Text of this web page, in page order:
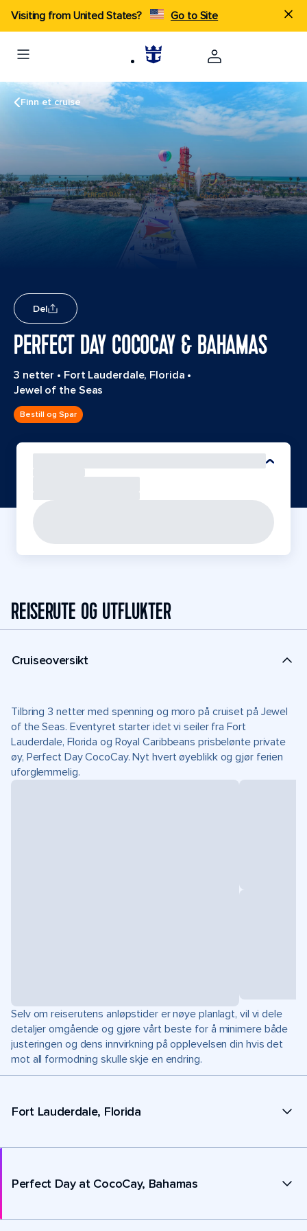
Visiting from United States? Go to Site
Finn et cruise
Del
PERFECT DAY COCOCAY & BAHAMAS
3 netter • Fort Lauderdale, Florida •
Jewel of the Seas
Bestill og Spar
REISERUTE OG UTFLUKTER
Cruiseoversikt
Tilbring 3 netter med spenning og moro på cruiset på Jewel
of the Seas. Eventyret starter idet vi seiler fra Fort
Lauderdale, Florida og Royal Caribbeans prisbelønte private
øy, Perfect Day CocoCay. Nyt hvert øyeblikk og gjør ferien
uforglemmelig.
Selv om reiserutens anløpstider er nøye planlagt, vil vi dele
detaljer omgående og gjøre vårt beste for å minimere både
justeringen og dens innvirkning på opplevelsen din hvis det
mot all formodning skulle skje en endring.
Fort Lauderdale, Florida
Perfect Day at CocoCay, Bahamas